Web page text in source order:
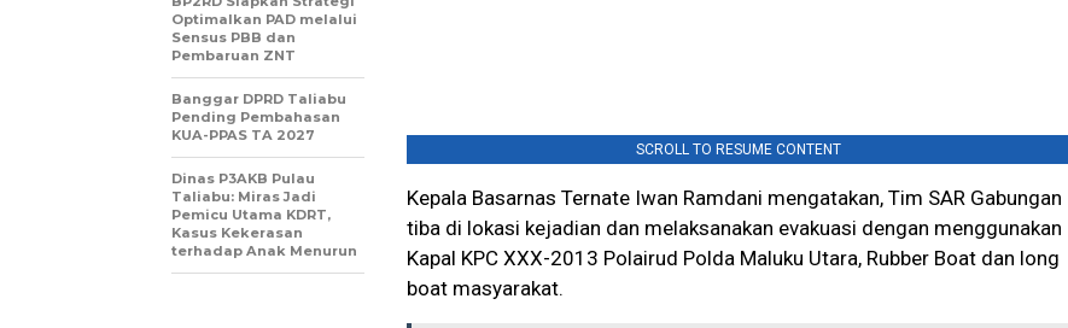
SCROLL TO RESUME CONTENT
Kepala Basarnas Ternate Iwan Ramdani mengatakan, Tim SAR Gabungan
tiba di lokasi kejadian dan melaksanakan evakuasi dengan menggunakan
Kapal KPC XXX-2013 Polairud Polda Maluku Utara, Rubber Boat dan long
boat masyarakat.
Optimalkan PAD melalui
Sensus PBB dan
Pembaruan ZNT
Banggar DPRD Taliabu
Pending Pembahasan
KUA-PPAS TA 2027
Dinas P3AKB Pulau
Taliabu: Miras Jadi
Pemicu Utama KDRT,
Kasus Kekerasan
terhadap Anak Menurun